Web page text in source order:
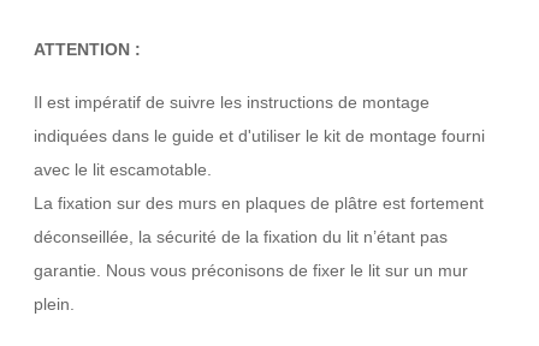
ATTENTION :
Il est impératif de suivre les instructions de montage
indiquées dans le guide et d'utiliser le kit de montage fourni
avec le lit escamotable.
La fixation sur des murs en plaques de plâtre est fortement
déconseillée, la sécurité de la fixation du lit n’étant pas
garantie. Nous vous préconisons de fixer le lit sur un mur
plein.